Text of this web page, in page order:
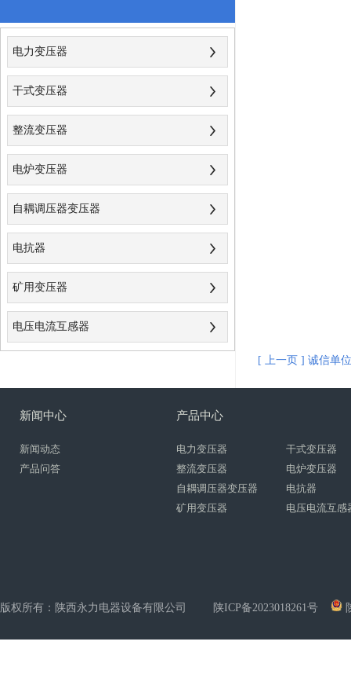
电力变压器
干式变压器
整流变压器
电炉变压器
自耦调压器变压器
电抗器
矿用变压器
电压电流互感器
[ 上一页 ] 诚信单位
新闻中心
新闻动态
产品问答
产品中心
电力变压器
干式变压器
整流变压器
电炉变压器
自耦调压器变压器
电抗器
矿用变压器
电压电流互感
版权所有 ： 陕西永力电器设备有限公司 陕ICP备2023018261号